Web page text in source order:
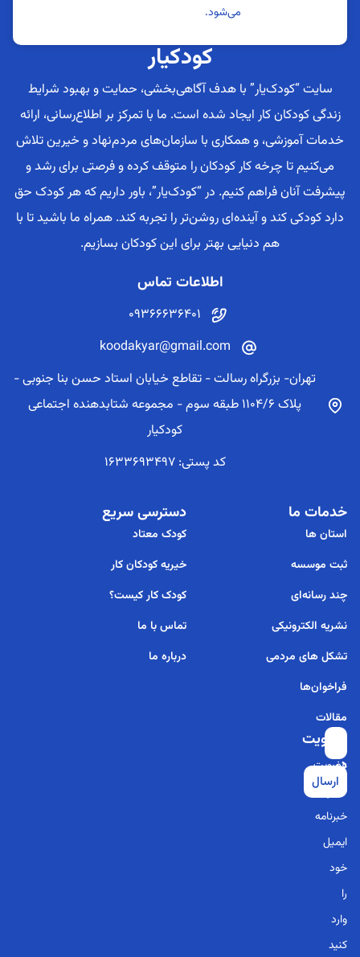
می‌شود.
کودکیار
سایت “کودک‌یار” با هدف آگاهی‌بخشی، حمایت و بهبود شرایط
زندگی کودکان کار ایجاد شده است. ما با تمرکز بر اطلاع‌رسانی، ارائه
خدمات آموزشی، و همکاری با سازمان‌های مردم‌نهاد و خیرین تلاش
می‌کنیم تا چرخه کار کودکان را متوقف کرده و فرصتی برای رشد و
پیشرفت آنان فراهم کنیم. در “کودک‌یار”، باور داریم که هر کودک حق
دارد کودکی کند و آینده‌ای روشن‌تر را تجربه کند. همراه ما باشید تا با
هم دنیایی بهتر برای این کودکان بسازیم.
اطلاعات تماس
09366636401
koodakyar@gmail.com
تهران- بزرگراه رسالت - تقاطع خیابان استاد حسن بنا جنوبی -
پلاک 1104/6 طبقه سوم - مجموعه شتابدهنده اجتماعی
کودکیار
کد پستی: 1633693497
خدمات ما
استان ها
ثبت موسسه
چند رسانه‌ای
نشریه الکترونیکی
تشکل های مردمی
فراخوان‌ها
مقالات
دسترسی سریع
کودک معتاد
خیریه کودکان کار
کودک کار کیست؟
تماس با ما
درباره ما
عضویت
در
خبرنامه
برای
عضویت
در
خبرنامه
ایمیل
خود
را
وارد
کنید
ارسال